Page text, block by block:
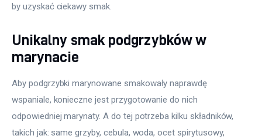
by uzyskać ciekawy smak.
Unikalny smak podgrzybków w
marynacie
Aby podgrzybki marynowane smakowały naprawdę
wspaniale, konieczne jest przygotowanie do nich
odpowiedniej marynaty. A do tej potrzeba kilku składników,
takich jak: same grzyby, cebula, woda, ocet spirytusowy,